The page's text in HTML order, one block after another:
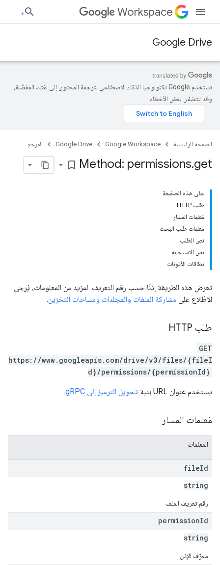
Workspace
Google Drive
تستخدم Google تكنولوجيا الذكاء الاصطناعي لترجمة المحتوى إلى لغتك المفضّلة،
وقد تتضمّن بعض الأخطاء.
الصفحة الرئيسية Google Workspace
Google Drive المرجع
Method: permissions.get
bookmark_border
على هذه الصفحة
طلب HTTP
مَعلمات المسار
مَعلمات طلب البحث
نص الطلب
نص الاستجابة
نطاقات الأذونات
تعرض هذه الطريقة إذنًا حسب رقم التعريف. لمزيد من المعلومات، يُرجى
الاطّلاع على مشاركة الملفات والمجلدات ومساحات التخزين.
طلب HTTP
GET
https://www.googleapis.com/drive/v3/files/{fileI
d}/permissions/{permissionId}
يستخدم عنوان URL بنية تحويل الترميز إلى gRPC .
مَعلمات المسار
المعلمات
fileId
string
رقم تعريف الملف
permissionId
string
معرّف الإذن